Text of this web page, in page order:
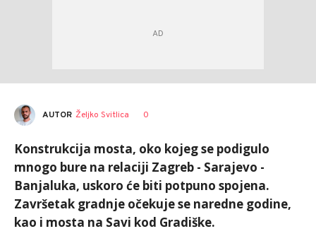
AUTOR Željko Svitlica 0
Konstrukcija mosta, oko kojeg se podigulo
mnogo bure na relaciji Zagreb - Sarajevo -
Banjaluka, uskoro će biti potpuno spojena.
Završetak gradnje očekuje se naredne godine,
kao i mosta na Savi kod Gradiške.